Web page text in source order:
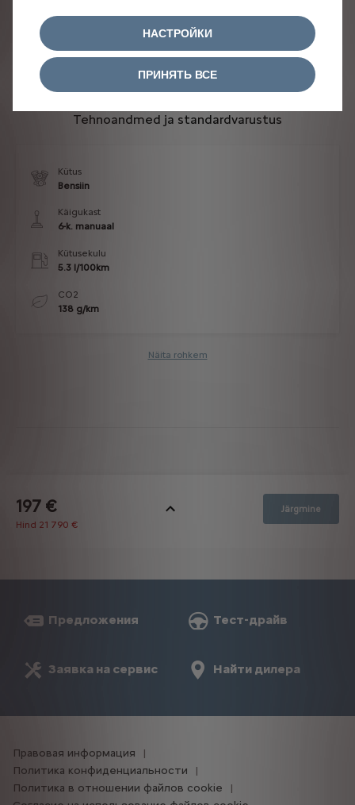
Предложения Тест-драйв
Заявка на сервис Найти дилера
Правовая информация
Политика конфиденциальности
Политика в отношении файлов cookie
НАСТРОЙКИ
ПРИНЯТЬ ВСЕ